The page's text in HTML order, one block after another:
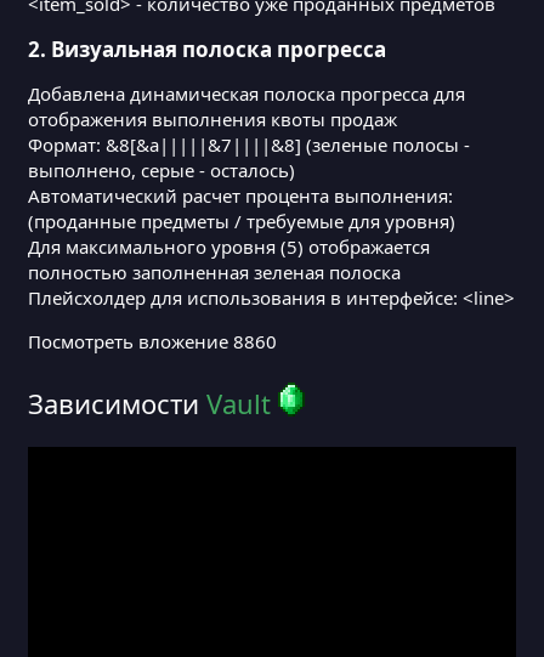
        lore:
          - "&7Цена: 10"
- "&7Нажмите чтобы продать все предметы
        material: COD
        slot: 21
        settings:
          price: 10
          level: 1
        take-block: COD
      item_2:
        name: "&6Лосось"
          - "&7Цена: 15"
- "&7Нажмите чтобы продать все предметы
        slot: 22
          price: 15
          level: 1
2. Визуальная полоска прогресса
Добавлена динамическая полоска прогресса для
отображения выполнения квоты продаж
Формат: &8[&a|||||&7||||&8] (зеленые полосы -
выполнено, серые - осталось)
Автоматический расчет процента выполнения:
(проданные предметы / требуемые для уровня)
Для максимального уровня (5) отображается
полностью заполненная зеленая полоска
Плейсхолдер для использования в интерфейсе: <line>
Посмотреть вложение 8860
Зависимости Vault